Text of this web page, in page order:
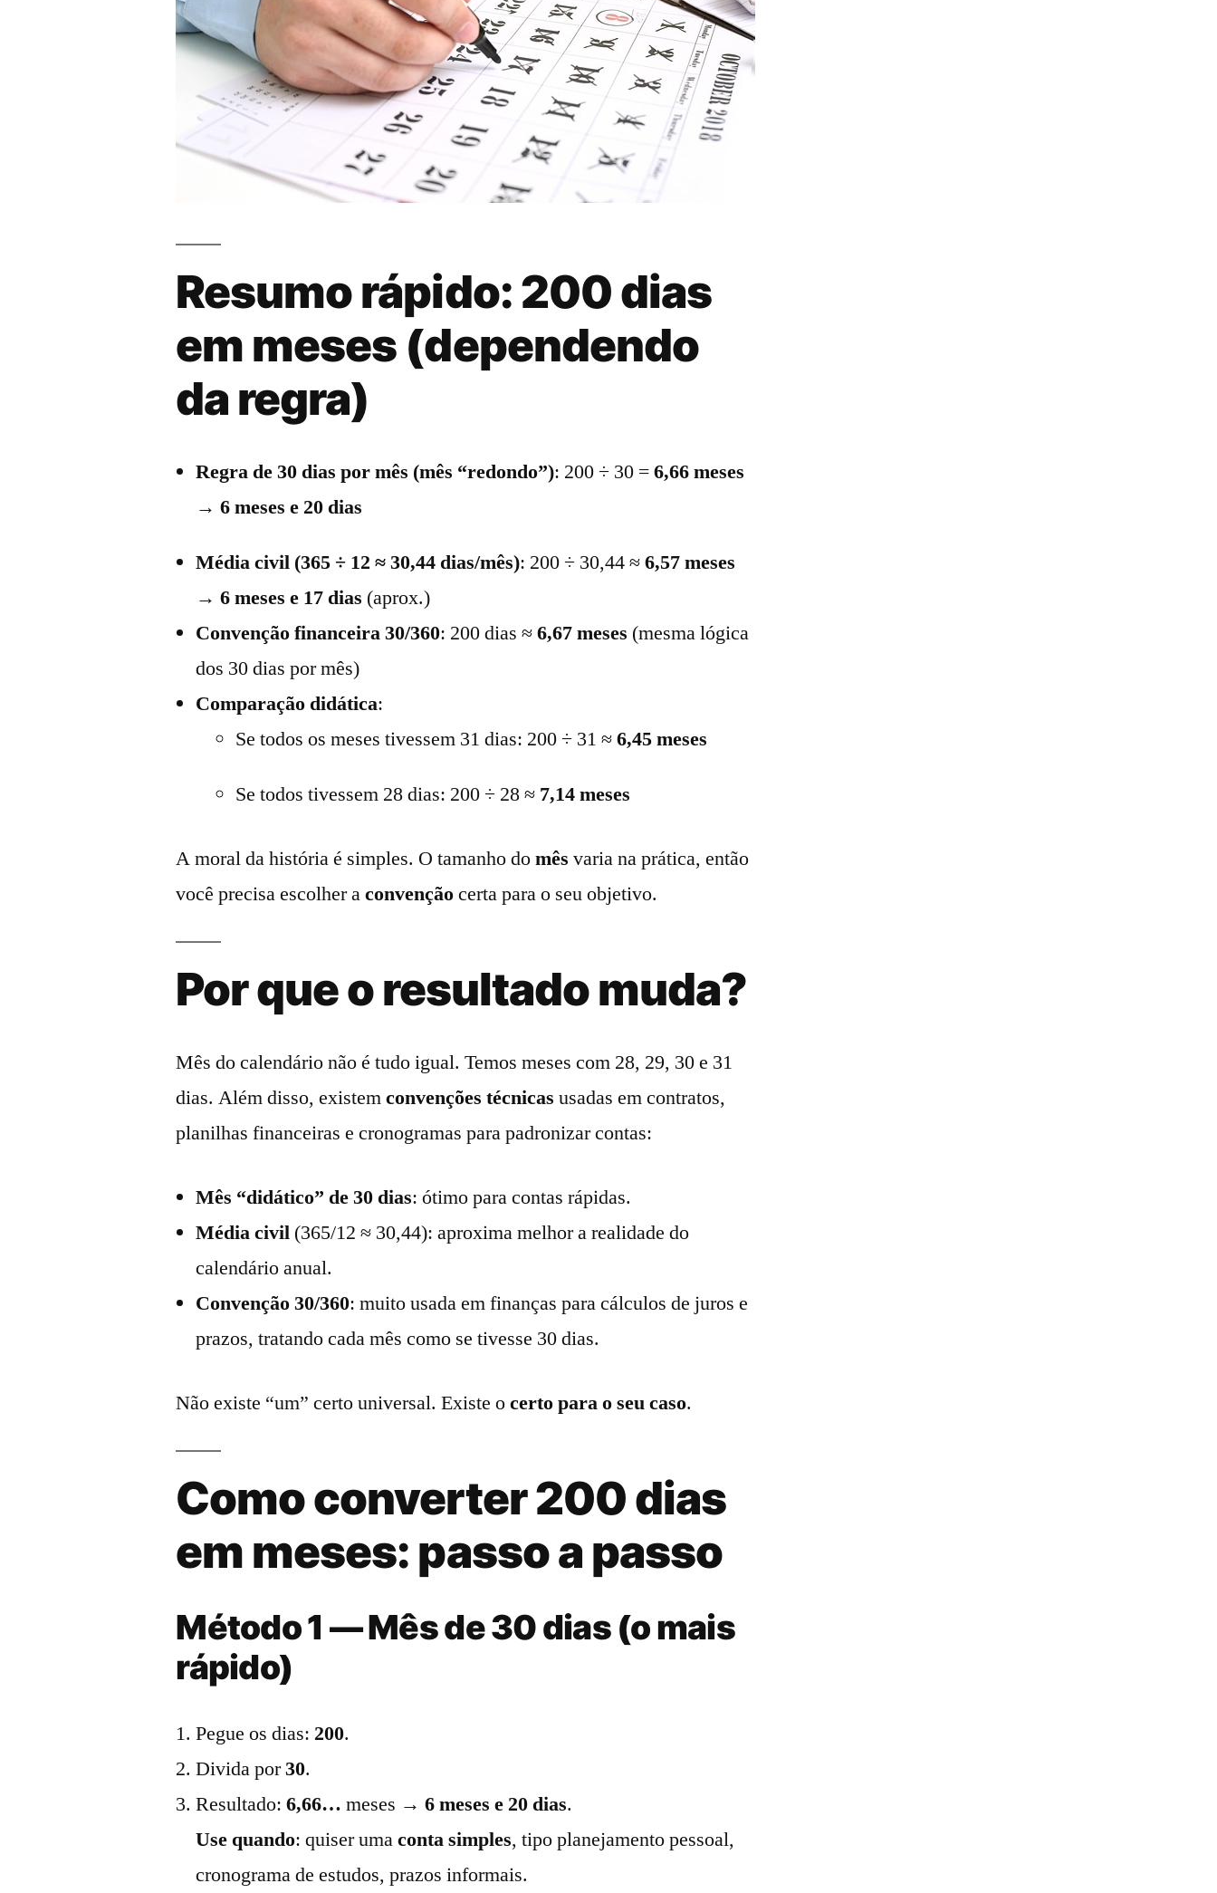
Resumo rápido: 200 dias
em meses (dependendo
da regra)
Regra de 30 dias por mês (mês “redondo”): 200 ÷ 30 =6,66 meses
→6 meses e 20 dias
Média civil (365 ÷ 12 ≈ 30,44 dias/mês): 200 ÷ 30,44 ≈6,57 meses
→6 meses e 17 dias (aprox.)
Convenção financeira 30/360: 200 dias ≈6,67 meses (mesma lógica
dos 30 dias por mês)
Comparação didática:
Se todos os meses tivessem 31 dias: 200 ÷ 31 ≈6,45 meses
Se todos tivessem 28 dias: 200 ÷ 28 ≈ 7,14 meses
A moral da história é simples. O tamanho domês varia na prática, então
você precisa escolher aconvençãocerta para o seu objetivo.
Por que o resultado muda?
Mês do calendário não é tudo igual. Temos meses com 28, 29, 30 e 31
dias. Além disso, existemconvenções técnicas usadas em contratos,
planilhas financeiras e cronogramas para padronizar contas:
Mês “didático” de 30 dias: ótimo para contas rápidas.
Média civil (365/12 ≈ 30,44): aproxima melhor a realidade do
calendário anual.
Convenção 30/360: muito usada em finanças para cálculos de juros e
prazos, tratando cada mês como se tivesse 30 dias.
Não existe “um” certo universal. Existe ocerto para o seu caso.
Como converter 200 dias
em meses: passo a passo
Método 1 — Mês de 30 dias (o mais
rápido)
Pegue os dias: 200.
Divida por30.
Resultado:6,66… meses →6 meses e 20 dias.
Use quando: quiser umaconta simples, tipo planejamento pessoal,
cronograma de estudos, prazos informais.